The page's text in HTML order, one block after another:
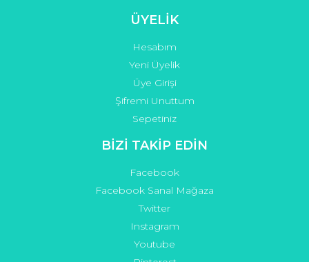
ÜYELİK
Hesabım
Yeni Üyelik
Üye Girişi
Şifremi Unuttum
Sepetiniz
BİZİ TAKİP EDİN
Facebook
Facebook Sanal Mağaza
Twitter
Instagram
Youtube